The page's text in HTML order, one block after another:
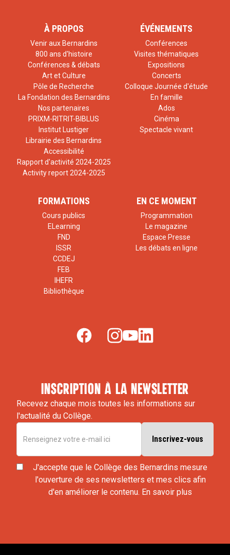
réellement respecter sa liberté?
Ce colloque-formation veut honorer la complexité de la
question du handicap et esquisser un autre chemin visant
qu’elle est un « modèle » de situation de dépendance ou
de vulnérabilité qui concerne tout le monde, dans l’espoir
d’aider chacun à trouver sa juste place dans une société
plus humaine.
Le colloque a été introduit par une conférence de Julia
Kristeva, philosophe, écrivain et psychanalyste, auteure
Bernard Ennuyer, sociologue
Anne-Laure Boch, neurochirurgienne, Groupe
hospitalier Pitié-Salpêtrière-Charles Foix
Pascal Jacob, président de l’Association Handidactic
I=MC2
Marcel Viallard, médecin PH, Groupe hospitalier
À PROPOS
Venir aux Bernardins
800 ans d'histoire
Conférences & débats
Art et Culture
Pôle de Recherche
La Fondation des Bernardins
Nos partenaires
PRIXM-RITRIT-BIBLUS
Institut Lustiger
Librairie des Bernardins
Accessibilité
Rapport d'activité 2024-2025
Activity report 2024-2025
ÉVÉNEMENTS
Conférences
Visites thématiques
Expositions
Concerts
Colloque Journée d'étude
En famille
Ados
Cinéma
Spectacle vivant
FORMATIONS
Cours publics
ELearning
FND
ISSR
CCDEJ
FEB
IHEFR
Bibliothèque
EN CE MOMENT
Programmation
Le magazine
Espace Presse
Les débats en ligne
inscription à la newsletter
Recevez chaque mois toutes les informations sur
l'actualité du Collège.
J'accepte que le Collège des Bernardins mesure
l'ouverture de ses newsletters et mes clics afin
d'en améliorer le contenu. En savoir plus